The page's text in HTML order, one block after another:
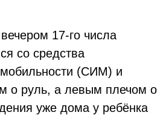
17-го числа
со средства
(СИМ) и
о руль, а левым плечом о
уже дома у ребёнка